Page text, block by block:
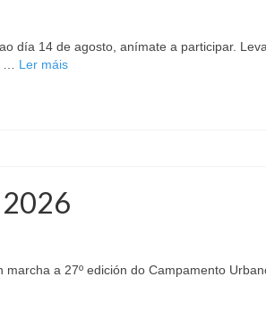
día 14 de agosto, anímate a participar.
… Ler máis
a 27º edición do Campamento